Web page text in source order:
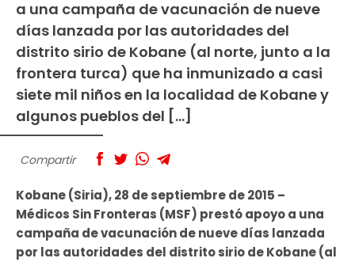
a una campaña de vacunación de nueve
días lanzada por las autoridades del
distrito sirio de Kobane (al norte, junto a la
frontera turca) que ha inmunizado a casi
siete mil niños en la localidad de Kobane y
algunos pueblos del […]
Compartir
Kobane (Siria), 28 de septiembre de 2015 –
Médicos Sin Fronteras (MSF) prestó apoyo a una
campaña de vacunación de nueve días lanzada
por las autoridades del distrito sirio de Kobane (al